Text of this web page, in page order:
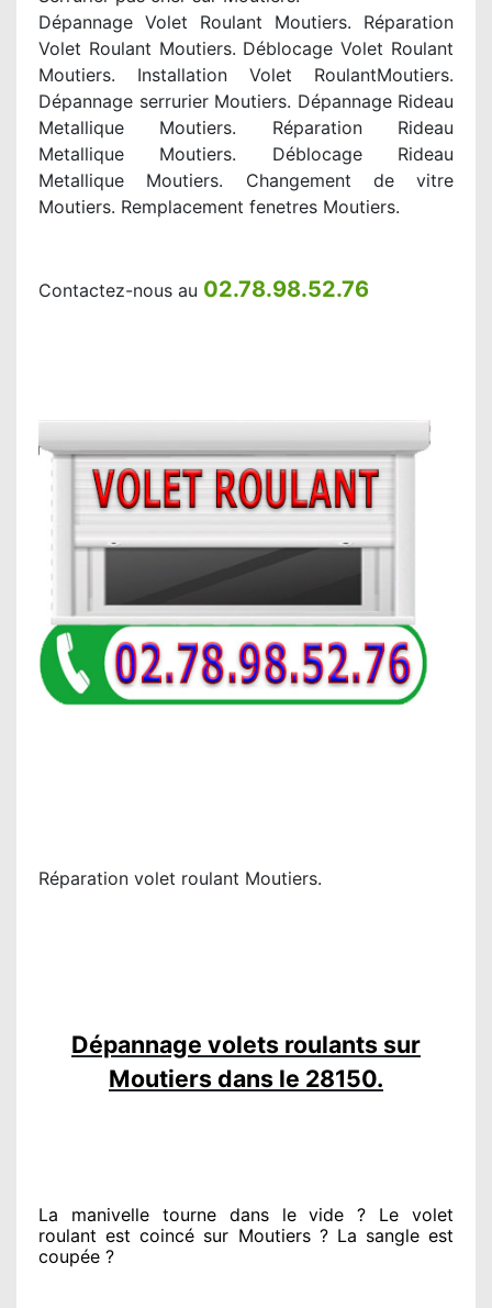
Dépannage Volet Roulant Moutiers. Réparation
Volet Roulant Moutiers. Déblocage Volet Roulant
Moutiers. Installation Volet RoulantMoutiers.
Dépannage serrurier Moutiers. Dépannage Rideau
Metallique Moutiers. Réparation Rideau
Metallique Moutiers. Déblocage Rideau
Metallique Moutiers. Changement de vitre
Moutiers. Remplacement fenetres Moutiers.
Contactez-nous au 02.78.98.52.76
Réparation volet roulant Moutiers.
Dépannage volets roulants sur
Moutiers dans le 28150.
La manivelle tourne dans le vide ? Le volet
roulant est coincé sur Moutiers ? La sangle est
coupée ?